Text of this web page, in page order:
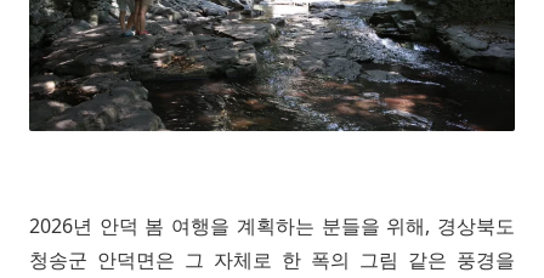
2026년 안덕 봄 여행을 계획하는 분들을 위해, 경상북도
청송군 안덕면은 그 자체로 한 폭의 그림 같은 풍경을